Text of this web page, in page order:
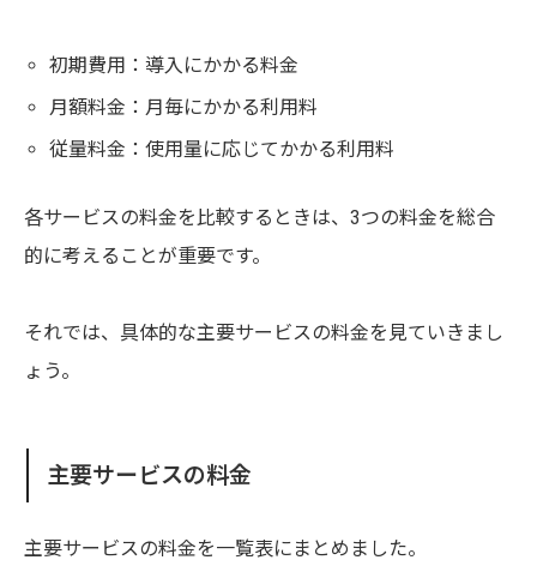
初期費用：導入にかかる料金
月額料金：月毎にかかる利用料
従量料金：使用量に応じてかかる利用料
各サービスの料金を比較するときは、3つの料金を総合
的に考えることが重要です。
それでは、具体的な主要サービスの料金を見ていきまし
ょう。
主要サービスの料金
主要サービスの料金を一覧表にまとめました。